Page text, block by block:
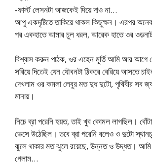
-ফার্স্ট লেসনটা আজকেই দিয়ে দাও না…
আপু একদৃষ্টিতে তাকিয়ে থাকল কিছুক্ষন। এরপর
পর একহাতে আমার চুল ধরল, আরেক হাতে ওর
বিশ্বাস করুন পাঠক, ওর এহেন মূর্তি আমি আর আগে
সরিয়ে দিতেই যেন যৌবনটা ঠিকরে বেরিয়ে আসতে
দেখলাম ওর কমলা লেবুর মত দুধ দুটো, পৃথিবীর সব
মানায়।
নিচে ব্রা পরেনি হয়ত, তাই খুব কোমল লাগছিল। বোঁটা
ভেসে উঠেছিল। তবে ব্রা পরেনি বলেও ও দুটো
ঝুলে থাকার মত ঝুলে রয়েছে, উন্নত ও উদ্ধত। আমি
গেলাম…